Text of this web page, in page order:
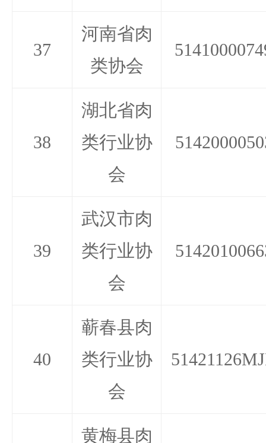
37
河南省肉
类协会
38
湖北省肉
类行业协
会
39
武汉市肉
类行业协
会
40
蕲春县肉
类行业协
会
黄梅县肉